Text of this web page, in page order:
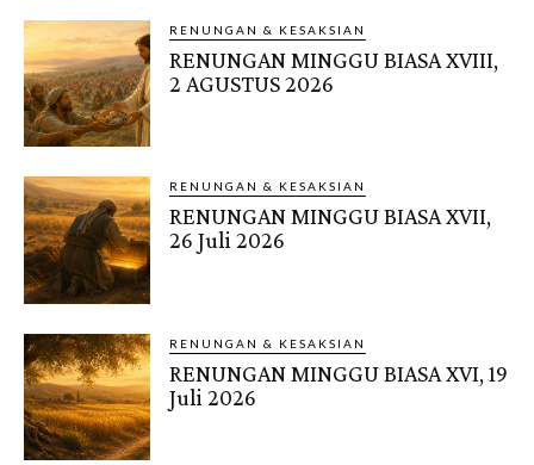
RENUNGAN & KESAKSIAN
RENUNGAN MINGGU BIASA XVIII,
2 AGUSTUS 2026
RENUNGAN & KESAKSIAN
RENUNGAN MINGGU BIASA XVII,
26 Juli 2026
RENUNGAN & KESAKSIAN
RENUNGAN MINGGU BIASA XVI, 19
Juli 2026